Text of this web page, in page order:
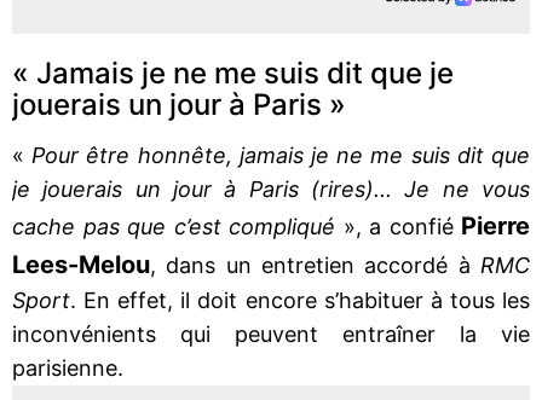
« Jamais je ne me suis dit que je
jouerais un jour à Paris »
« Pour être honnête, jamais je ne me suis dit que
je jouerais un jour à Paris (rires)... Je ne vous
cache pas que c’est compliqué », a confié Pierre
Lees-Melou, dans un entretien accordé à RMC
Sport. En effet, il doit encore s’habituer à tous les
inconvénients qui peuvent entraîner la vie
parisienne.